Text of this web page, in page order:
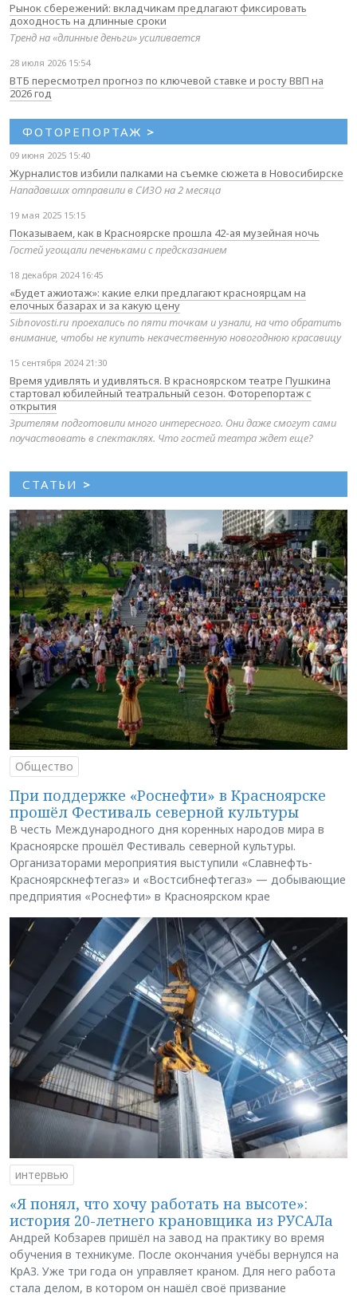
Рынок сбережений: вкладчикам предлагают фиксировать
доходность на длинные сроки
Тренд на «длинные деньги» усиливается
28 июля 2026 15:54
ВТБ пересмотрел прогноз по ключевой ставке и росту ВВП на
2026 год
ФОТОРЕПОРТАЖ >
09 июня 2025 15:40
Журналистов избили палками на съемке сюжета в Новосибирске
Нападавших отправили в СИЗО на 2 месяца
19 мая 2025 15:15
Показываем, как в Красноярске прошла 42-ая музейная ночь
Гостей угощали печеньками с предсказанием
18 декабря 2024 16:45
«Будет ажиотаж»: какие елки предлагают красноярцам на
елочных базарах и за какую цену
Sibnovosti.ru проехались по пяти точкам и узнали, на что обратить
внимание, чтобы не купить некачественную новогоднюю красавицу
15 сентября 2024 21:30
Время удивлять и удивляться. В красноярском театре Пушкина
стартовал юбилейный театральный сезон. Фоторепортаж с
открытия
Зрителям подготовили много интересного. Они даже смогут сами
поучаствовать в спектаклях. Что гостей театра ждет еще?
СТАТЬИ >
Общество
При поддержке «Роснефти» в Красноярске
прошёл Фестиваль северной культуры
В честь Международного дня коренных народов мира в
Красноярске прошёл Фестиваль северной культуры.
Организаторами мероприятия выступили «Славнефть-
Красноярскнефтегаз» и «Востсибнефтегаз» — добывающие
предприятия «Роснефти» в Красноярском крае
интервью
«Я понял, что хочу работать на высоте»:
история 20-летнего крановщика из РУСАЛа
Андрей Кобзарев пришёл на завод на практику во время
обучения в техникуме. После окончания учёбы вернулся на
КрАЗ. Уже три года он управляет краном. Для него работа
стала делом, в котором он нашёл своё призвание